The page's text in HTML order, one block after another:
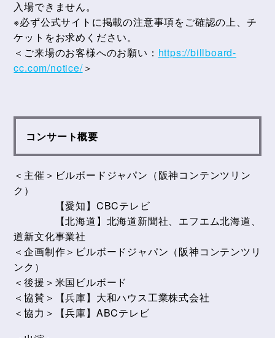
入場できません。
※必ず公式サイトに掲載の注意事項をご確認の上、チ
ケットをお求めください。
＜ご来場のお客様へのお願い： https://billboard-
cc.com/notice/＞
コンサート概要
＜主催＞ビルボードジャパン（阪神コンテンツリン
ク）
【愛知】CBCテレビ
【北海道】北海道新聞社、エフエム北海道、
道新文化事業社
＜企画制作＞ビルボードジャパン（阪神コンテンツリ
ンク）
＜後援＞米国ビルボード
＜協賛＞【兵庫】大和ハウス工業株式会社
＜協力＞【兵庫】ABCテレビ